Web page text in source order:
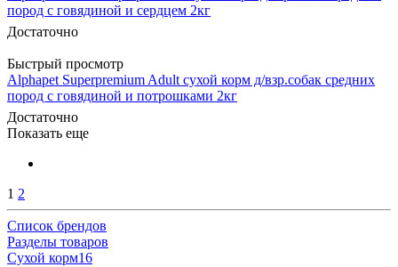
пород с говядиной и сердцем 2кг
Достаточно
Быстрый просмотр
Alphapet Superpremium Adult сухой корм д/взр.собак средних
пород с говядиной и потрошками 2кг
Достаточно
Показать еще
1 2
Список брендов
Разделы товаров
Cухой корм16